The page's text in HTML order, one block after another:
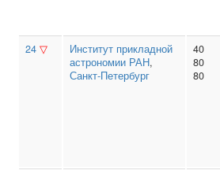
24 ▽
Институт прикладной
астрономии РАН,
Санкт-Петербург
40
80
80